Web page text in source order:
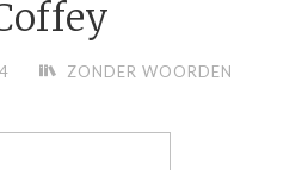
ZONDER WOORDEN